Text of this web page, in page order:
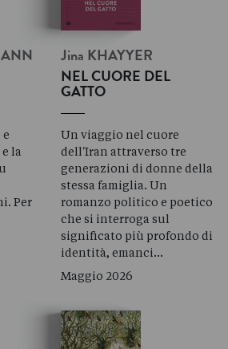
la
Per
Jina KHAYYER
NEL CUORE DEL
GATTO
Un viaggio nel cuore
dell'Iran attraverso tre
generazioni di donne della
stessa famiglia. Un
romanzo politico e poetico
che si interroga sul
significato più profondo di
identità, emanci…
Maggio 2026